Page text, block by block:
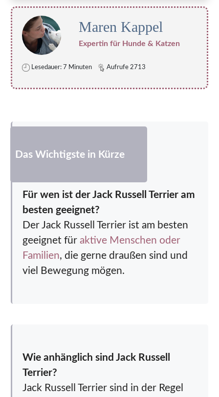
Maren Kappel
Expertin für Hunde & Katzen
Lesedauer: 7 Minuten Aufrufe 2713
Das Wichtigste in Kürze
Für wen ist der Jack Russell Terrier am
besten geeignet?
Der Jack Russell Terrier ist am besten
geeignet für aktive Menschen oder
Familien, die gerne draußen sind und
viel Bewegung mögen.
Wie anhänglich sind Jack Russell
Terrier?
Jack Russell Terrier sind in der Regel